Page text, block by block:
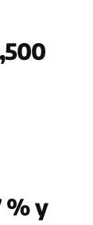
% y